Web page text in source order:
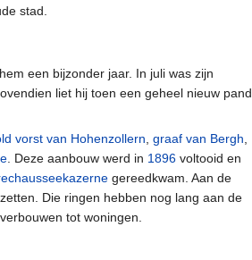
stad.
een bijzonder jaar. In juli was zijn
liet hij toen een geheel nieuw pand
vorst van Hohenzollern, graaf van Bergh,
. Deze aanbouw werd in 1896 voltooid en
gereedkwam. Aan de
Die ringen hebben nog lang aan de
tot woningen.